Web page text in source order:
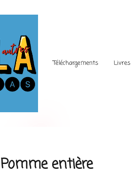
Téléchargements Livres
Pomme entière